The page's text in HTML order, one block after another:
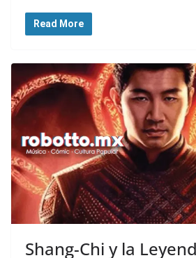
Read More
Shang-Chi y la